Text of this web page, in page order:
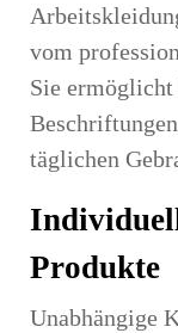
vom
Sie ermöglicht
täglichen
Produkte
Unabhängige